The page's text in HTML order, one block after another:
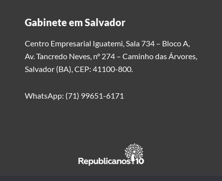
Gabinete em Salvador
Centro Empresarial Iguatemi, Sala 734 – Bloco A,
Av. Tancredo Neves, n° 274 – Caminho das Árvores,
Salvador (BA), CEP: 41100-800.
WhatsApp: (71) 99651-6171